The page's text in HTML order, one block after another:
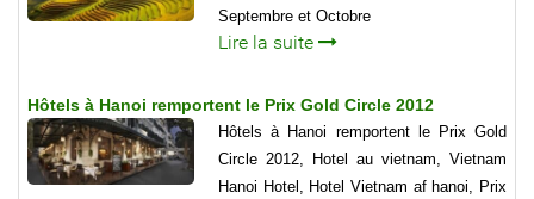
Septembre et Octobre
Lire la suite
Hôtels à Hanoi remportent le Prix Gold Circle 2012
Hôtels à Hanoi remportent le Prix Gold
Circle 2012, Hotel au vietnam, Vietnam
Hanoi Hotel, Hotel Vietnam af hanoi, Prix